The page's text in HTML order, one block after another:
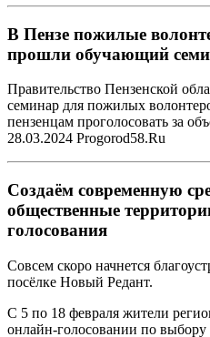
В Пензе пожилые
прошли обучающий
Правительство Пензенской
семинар для пожилых
пензенцам проголосовать за
28.03.2024 Progorod58.Ru
Создаём современную
общественные
голосования
Совсем скоро начнется
посёлке Новый Редант.
С 5 по 18 февраля жители
онлайн-голосовании по выбору